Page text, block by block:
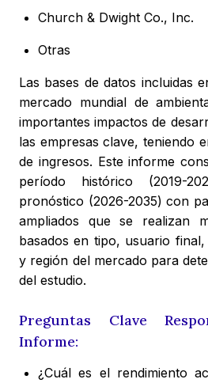
Church & Dwight Co., Inc.
Otras
Las bases de datos incluidas
mercado mundial de
importantes impactos de
las empresas clave, teniendo
de ingresos. Este informe
período histórico (2019-
pronóstico (2026-2035) con
ampliados que se realizan
basados en tipo, usuario
y región del mercado para
del estudio.
Preguntas Clave
Informe:
¿Cuál es el rendimiento